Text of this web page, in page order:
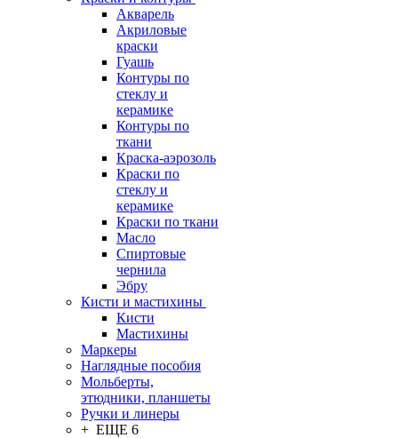
Акварель
Акриловые
краски
Гуашь
Контуры по
стеклу и
керамике
Контуры по
ткани
Краска-аэрозоль
Краски по
стеклу и
керамике
Краски по ткани
Масло
Спиртовые
чернила
Эбру
Кисти и мастихины
Кисти
Мастихины
Маркеры
Наглядные пособия
Мольберты,
этюдники, планшеты
Ручки и линеры
+ ЕЩЕ 6